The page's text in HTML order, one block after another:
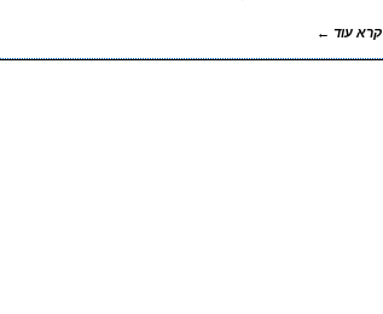
קרא עוד ←